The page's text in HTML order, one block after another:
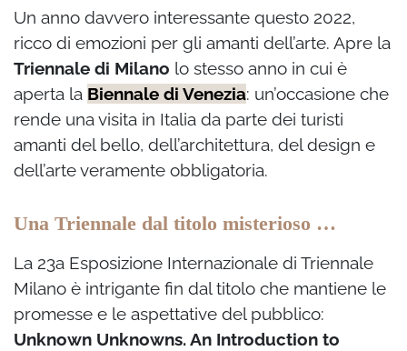
Un anno davvero interessante questo 2022,
ricco di emozioni per gli amanti dell’arte. Apre la
Triennale di Milano lo stesso anno in cui è
aperta la Biennale di Venezia: un’occasione che
rende una visita in Italia da parte dei turisti
amanti del bello, dell’architettura, del design e
dell’arte veramente obbligatoria.
Una Triennale dal titolo misterioso …
La 23a Esposizione Internazionale di Triennale
Milano è intrigante fin dal titolo che mantiene le
promesse e le aspettative del pubblico:
Unknown Unknowns. An Introduction to